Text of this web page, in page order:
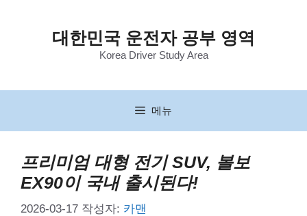
너
대한민국 운전자 공부 영역
Korea Driver Study Area
메뉴
프리미엄 대형 전기 SUV, 볼보
EX90이 국내 출시된다!
2026-03-17 작성자: 카맨